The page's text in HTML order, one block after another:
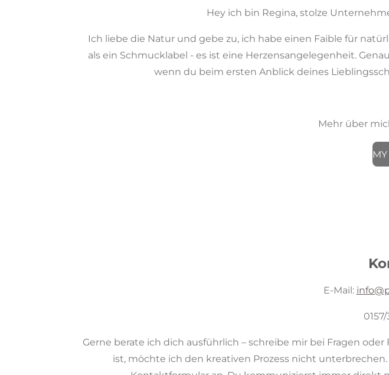
Hey ich bin Regina, stolze
Ich liebe die Natur und gebe zu, ich habe einen Faible für
als ein Schmucklabel - es ist eine Herzensangelegenheit.
wenn du beim ersten Anblick deines
Mehr über
MY
E-Mail:
Gerne berate ich dich ausführlich – schreibe mir bei Fragen
ist, möchte ich den kreativen Prozess nicht